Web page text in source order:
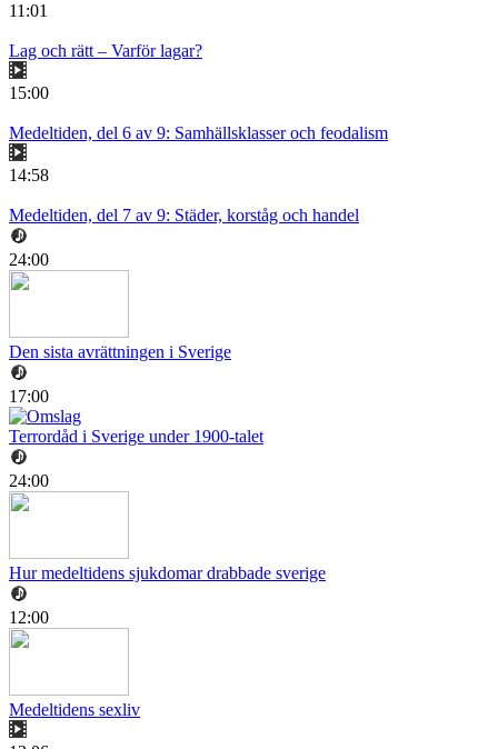
11:01
Lag och rätt – Varför lagar?
15:00
Medeltiden, del 6 av 9: Samhällsklasser och feodalism
14:58
Medeltiden, del 7 av 9: Städer, korståg och handel
24:00
Den sista avrättningen i Sverige
17:00
Terrordåd i Sverige under 1900-talet
24:00
Hur medeltidens sjukdomar drabbade sverige
12:00
Medeltidens sexliv